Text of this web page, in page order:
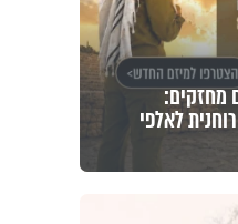
מחזקים:
לאלפי